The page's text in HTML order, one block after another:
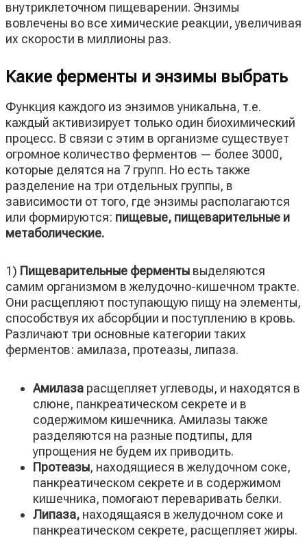
внутриклеточном пищеварении. Энзимы
вовлечены во все химические реакции, увеличивая
их скорости в миллионы раз.
Какие ферменты и энзимы выбрать
Функция каждого из энзимов уникальна, т.е.
каждый активизирует только один биохимический
процесс. В связи с этим в организме существует
огромное количество ферментов — более 3000,
которые делятся на 7 групп. Но есть также
разделение на три отдельных группы, в
зависимости от того, где энзимы располагаются
или формируются: пищевые, пищеварительные и
метаболические.
1) Пищеварительные ферменты выделяются
самим организмом в желудочно-кишечном тракте.
Они расщепляют поступающую пищу на элементы,
способствуя их абсорбции и поступлению в кровь.
Различают три основные категории таких
ферментов: амилаза, протеазы, липаза.
Амилаза расщепляет углеводы, и находятся в
слюне, панкреатическом секрете и в
содержимом кишечника. Амилазы также
разделяются на разные подтипы, для
упрощения не будем их приводить.
Протеазы, находящиеся в желудочном соке,
панкреатическом секрете и в содержимом
кишечника, помогают переваривать белки.
Липаза, находящаяся в желудочном соке и
панкреатическом секрете, расщепляет жиры.